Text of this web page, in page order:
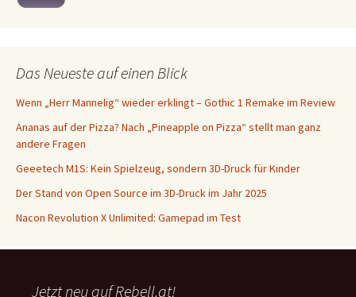
Das Neueste auf einen Blick
Wenn „Herr Mannelig“ wieder erklingt – Gothic 1 Remake im Review
Ananas auf der Pizza? Nach „Pineapple on Pizza“ stellt man ganz
andere Fragen
Geeetech M1S: Kein Spielzeug, sondern 3D-Druck für Kinder
Der Stand von Open Source im 3D-Druck im Jahr 2025
Nacon Revolution X Unlimited: Gamepad im Test
Jetzt neu auf Rebell.at!